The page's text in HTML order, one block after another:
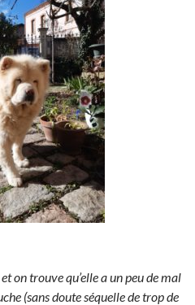
on trouve qu’elle a un peu de mal
(sans doute séquelle de trop de